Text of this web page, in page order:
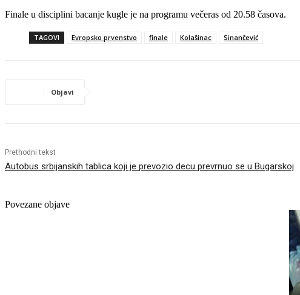
Finale u disciplini bacanje kugle je na programu večeras od 20.58 časova.
TAGOVI Evropsko prvenstvo finale Kolašinac Sinančević
Objavi
Prethodni tekst
Autobus srbijanskih tablica koji je prevozio decu prevrnuo se u Bugarskoj
Povezane objave